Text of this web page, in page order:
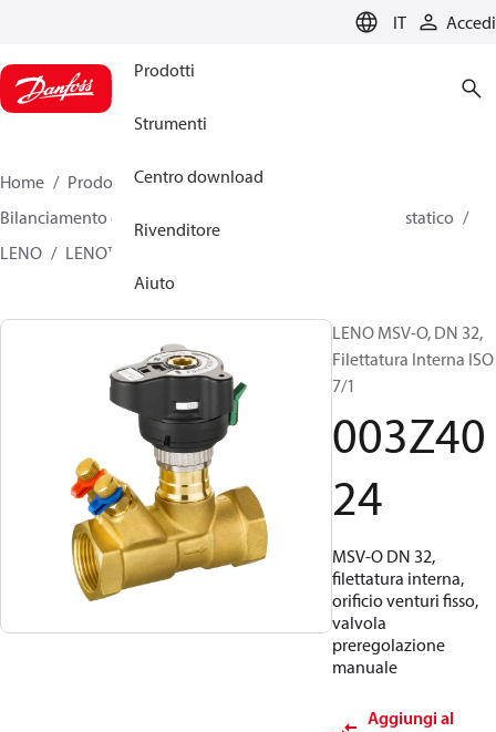
IT Accedi
Prodotti
Strumenti
Centro download
Rivenditore
Aiuto
Home Prodotti
Climate Solutions for heating
Bilanciamento e regolazione idronici
Bilanciamento statico
LENO
LENO™ MSV-O
LENO MSV-O, DN 32,
Filettatura Interna ISO
7/1
003Z40
24
MSV-O DN 32,
filettatura interna,
orificio venturi fisso,
valvola
preregolazione
manuale
Aggiungi al